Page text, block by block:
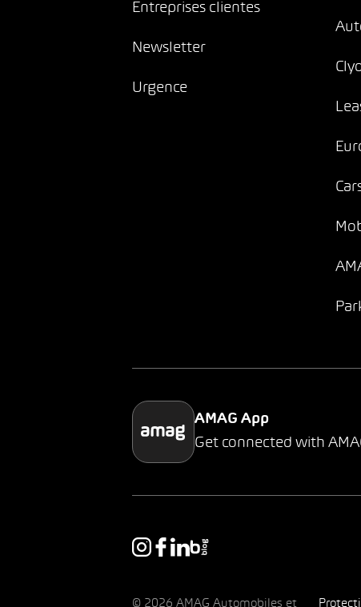
Entreprises clientes
Newsletter
Urgence
AMAG App
Get connected with
© 2026 AMAG Automobiles et